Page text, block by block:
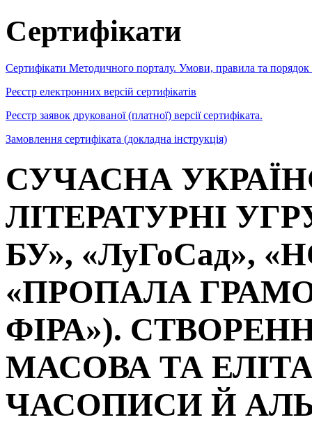
Сертифікати
Сертифікати Методичного порталу. Умови, правила та порядок
Реєстр електронних версій сертифікатів
Реєстр заявок друкованої (платної) версії сертифіката.
Замовлення сертифіката (докладна інструкція)
СУЧАСНА
ЛІТЕРАТУРНІ
БУ», «ЛуГоСад»,
«ПРОПАЛА
ФІРА»).
МАСОВА ТА
ЧАСОПИСИ Й